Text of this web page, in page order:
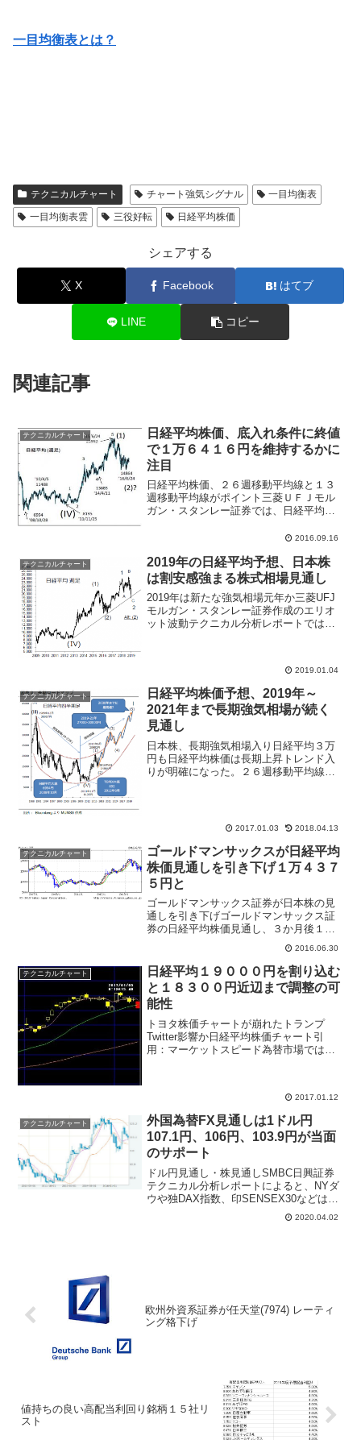
一目均衡表とは？
テクニカルチャート チャート強気シグナル
一目均衡表
一目均衡表雲
三役好転 日経平均株価
シェアする
X Facebook はてブ
LINE コピー
関連記事
テクニカルチャート
日経平均株価、底入れ条件に終値
で１万６４１６円を維持するかに
注目
日経平均株価、２６週移動平均線と１３
週移動平均線がポイント三菱ＵＦＪモル
ガン・スタンレー証券では、日経平均株
打ち機運が高まりやすくなるとレポート
は、９月１５日に日経平均株...
2016.09.16
テクニカルチャート
2019年の日経平均予想、日本株
は割安感強まる株式相場見通し
2019年は新たな強気相場元年か三菱UFJ
モルガン・スタンレー証券作成のエリオ
ット波動テクニカル分析レポートでは、
2019.01.04
テクニカルチャート
日経平均株価予想、2019年～
2021年まで長期強気相場が続く
見通し
日本株、長期強気相場入り日経平均３万
円も日経平均株価は長期上昇トレンド入
りが明確になった。２６週移動平均線と
いた以来の事となる。三菱...
2017.01.03 2018.04.13
テクニカルチャート
ゴールドマンサックスが日経平均
株価見通しを引き下げ１万４３７
５円と
ゴールドマンサックス証券が日本株の見
通しを引き下げゴールドマンサックス証
券の日経平均株価見通し、３か月後１万
４３７５円、半年後１万５０００円２０
１６年上半期の日経平均株価は今年のご
ぼ安値圏で終えた、６月３０日の終値は
１万５５７５円と、２０１...
2016.06.30
テクニカルチャート
日経平均１９０００円を割り込む
と１８３００円近辺まで調整の可
能性
トヨタ株価チャートが崩れたトランプ
Twitter影響か日経平均株価チャート引
用：マーケットスピード為替市場では１
2017.01.12
テクニカルチャート
外国為替FX見通しは1ドル円
107.1円、106円、103.9円が当面
のサポート
ドル円見通し・株見通しSMBC日興証券
テクニカル分析レポートによると、NYダ
ウや独DAX指数、印SENSEX30などは最
終的な底を打ったとは考え難いものの、
短期的には4月半ば頃の時間帯までの間
2020.04.02
欧州外資系証券が任天堂(7974) レーティ
ング格下げ
値持ちの良い高配当利回り銘柄１５社リ
スト